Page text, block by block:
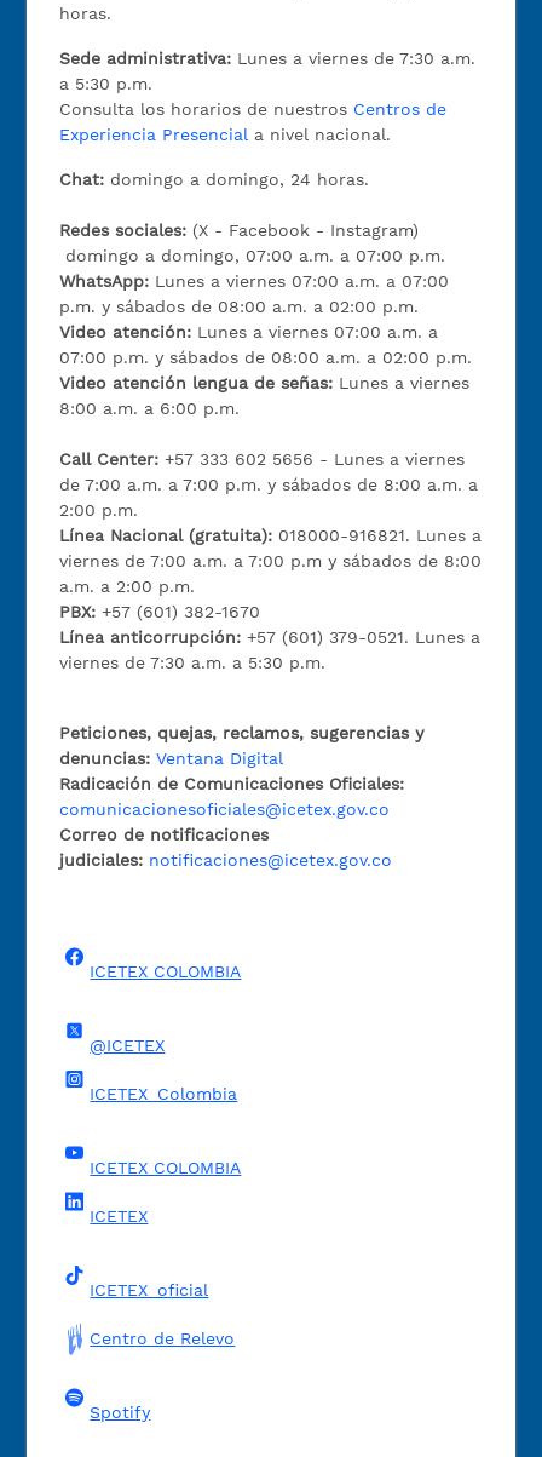
horas.
Sede administrativa: Lunes a viernes de 7:30 a.m.
a 5:30 p.m.
Consulta los horarios de nuestros Centros de
Experiencia Presencial a nivel nacional.
Chat: domingo a domingo, 24 horas.
Redes sociales: (X - Facebook - Instagram)
domingo a domingo, 07:00 a.m. a 07:00 p.m.
WhatsApp: Lunes a viernes 07:00 a.m. a 07:00
p.m. y sábados de 08:00 a.m. a 02:00 p.m.
Video atención: Lunes a viernes 07:00 a.m. a
07:00 p.m. y sábados de 08:00 a.m. a 02:00 p.m.
Video atención lengua de señas: Lunes a viernes
8:00 a.m. a 6:00 p.m.
Call Center:+57 333 602 5656 - Lunes a viernes
de 7:00 a.m. a 7:00 p.m. y sábados de 8:00 a.m. a
2:00 p.m.
Línea Nacional (gratuita): 018000-916821. Lunes a
viernes de 7:00 a.m. a 7:00 p.m y sábados de 8:00
a.m. a 2:00 p.m.
PBX:+57 (601) 382-1670
Línea anticorrupción:+57 (601) 379-0521. Lunes a
viernes de 7:30 a.m. a 5:30 p.m.
Peticiones, quejas, reclamos, sugerencias y
denuncias: Ventana Digital
Radicación de Comunicaciones Oficiales:
comunicacionesoficiales@icetex.gov.co
Correo de notificaciones
judiciales: notificaciones@icetex.gov.co
ICETEX COLOMBIA
@ICETEX
ICETEX_Colombia
ICETEX COLOMBIA
ICETEX
ICETEX_oficial
Centro de Relevo
Spotify